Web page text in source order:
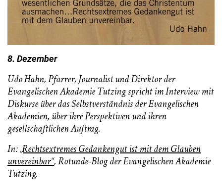
8. Dezember
Udo Hahn, Pfarrer, Journalist und Direktor der
Evangelischen Akademie Tutzing spricht im Interview mit
Diskurseüber das Selbstverständnis der Evangelischen
Akademien, über ihre Perspektiven und ihren
gesellschaftlichen Auftrag.
In:„Rechtsextremes Gedankengut ist mit dem Glauben
unvereinbar“, Rotunde-Blog der Evangelischen Akademie
Tutzing.